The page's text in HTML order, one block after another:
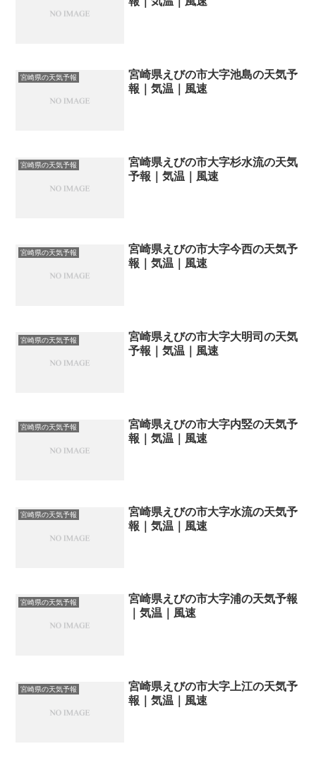
宮崎県の天気予報
宮崎県えびの市大字池島の天気予
報｜気温｜風速
宮崎県の天気予報
宮崎県えびの市大字杉水流の天気
予報｜気温｜風速
宮崎県の天気予報
宮崎県えびの市大字今西の天気予
報｜気温｜風速
宮崎県の天気予報
宮崎県えびの市大字大明司の天気
予報｜気温｜風速
宮崎県の天気予報
宮崎県えびの市大字内竪の天気予
報｜気温｜風速
宮崎県の天気予報
宮崎県えびの市大字水流の天気予
報｜気温｜風速
宮崎県の天気予報
宮崎県えびの市大字浦の天気予報
｜気温｜風速
宮崎県の天気予報
宮崎県えびの市大字上江の天気予
報｜気温｜風速